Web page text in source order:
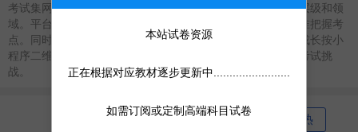
考试集网涵盖专升本、考研、职业资格、公务员考试等多个层级和领
域。平台收录海量高质量试卷，助力用户洞悉考试趋势，精准把握考
点。同时，考试集网提供便捷的手机刷题体验，微信扫一扫或长按小
程序二维码，即刻手机刷题，助您高效备考，轻松应对各类考试挑
战。
最新 最热
本站试卷资源
正在根据对应教材逐步更新中........................
如需订阅或定制高端科目试卷
添加客服为微信好友，人工处理更快